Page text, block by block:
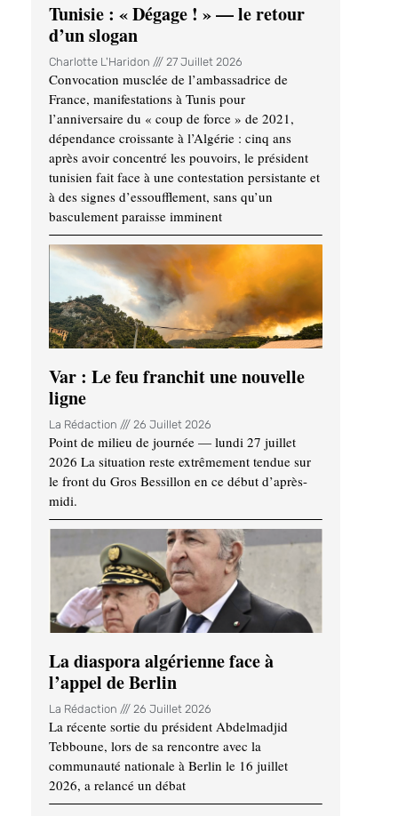
Tunisie : « Dégage ! » — le retour
d’un slogan
Charlotte L'Haridon 27 Juillet 2026
Convocation musclée de l’ambassadrice de
France, manifestations à Tunis pour
l’anniversaire du « coup de force » de 2021,
dépendance croissante à l’Algérie : cinq ans
après avoir concentré les pouvoirs, le président
tunisien fait face à une contestation persistante et
à des signes d’essoufflement, sans qu’un
basculement paraisse imminent
Var : Le feu franchit une nouvelle
ligne
La Rédaction 26 Juillet 2026
Point de milieu de journée — lundi 27 juillet
2026 La situation reste extrêmement tendue sur
le front du Gros Bessillon en ce début d’après-
midi.
La diaspora algérienne face à
l’appel de Berlin
La Rédaction 26 Juillet 2026
La récente sortie du président Abdelmadjid
Tebboune, lors de sa rencontre avec la
communauté nationale à Berlin le 16 juillet
2026, a relancé un débat